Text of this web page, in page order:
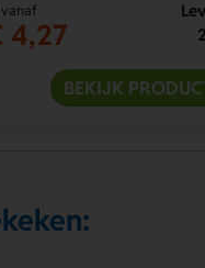
4,27
BEKIJK